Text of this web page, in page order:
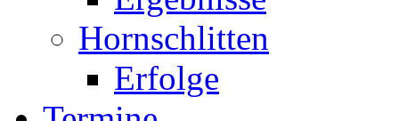
Hornschlitten
Erfolge